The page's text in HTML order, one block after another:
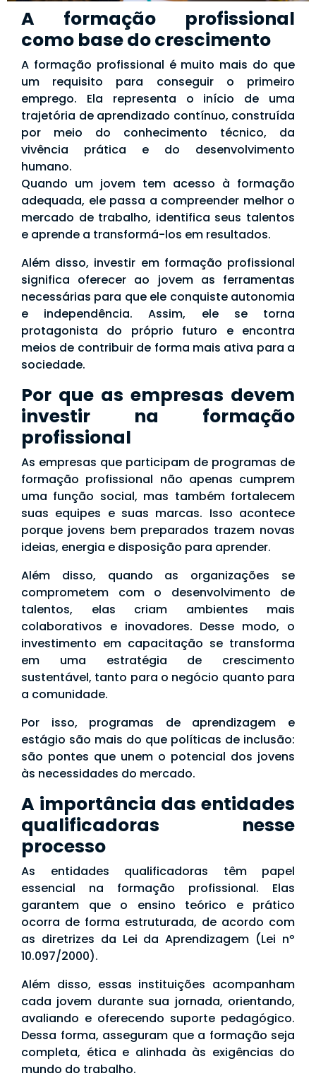
A formação profissional
como base do crescimento
A formação profissional é muito mais do que
um requisito para conseguir o primeiro
emprego. Ela representa o início de uma
trajetória de aprendizado contínuo, construída
por meio do conhecimento técnico, da
vivência prática e do desenvolvimento
humano.
Quando um jovem tem acesso à formação
adequada, ele passa a compreender melhor o
mercado de trabalho, identifica seus talentos
e aprende a transformá-los em resultados.
Além disso, investir em formação profissional
significa oferecer ao jovem as ferramentas
necessárias para que ele conquiste autonomia
e independência. Assim, ele se torna
protagonista do próprio futuro e encontra
meios de contribuir de forma mais ativa para a
sociedade.
Por que as empresas devem
investir na formação
profissional
As empresas que participam de programas de
formação profissional não apenas cumprem
uma função social, mas também fortalecem
suas equipes e suas marcas. Isso acontece
porque jovens bem preparados trazem novas
ideias, energia e disposição para aprender.
Além disso, quando as organizações se
comprometem com o desenvolvimento de
talentos, elas criam ambientes mais
colaborativos e inovadores. Desse modo, o
investimento em capacitação se transforma
em uma estratégia de crescimento
sustentável, tanto para o negócio quanto para
a comunidade.
Por isso, programas de aprendizagem e
estágio são mais do que políticas de inclusão:
são pontes que unem o potencial dos jovens
às necessidades do mercado.
A importância das entidades
qualificadoras nesse
processo
As entidades qualificadoras têm papel
essencial na formação profissional. Elas
garantem que o ensino teórico e prático
ocorra de forma estruturada, de acordo com
as diretrizes da Lei da Aprendizagem (Lei nº
10.097/2000).
Além disso, essas instituições acompanham
cada jovem durante sua jornada, orientando,
avaliando e oferecendo suporte pedagógico.
Dessa forma, asseguram que a formação seja
completa, ética e alinhada às exigências do
mundo do trabalho.